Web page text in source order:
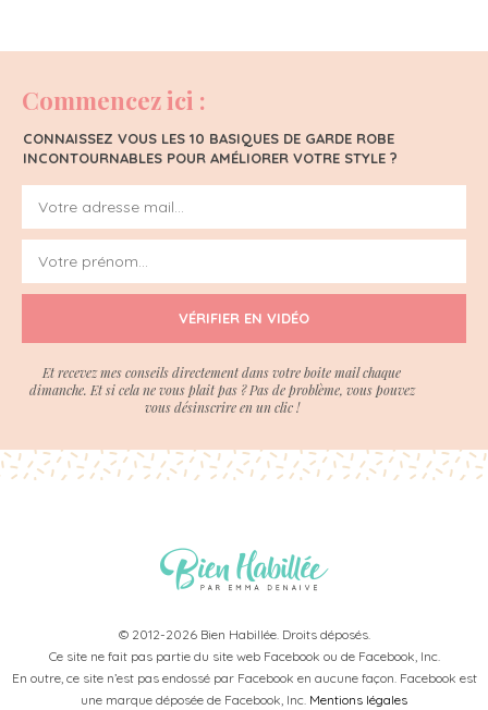
Commencez ici :
CONNAISSEZ VOUS LES 10 BASIQUES DE GARDE ROBE
INCONTOURNABLES POUR AMÉLIORER VOTRE STYLE ?
VÉRIFIER EN VIDÉO
Et recevez mes conseils directement dans votre boite mail chaque
dimanche. Et si cela ne vous plait pas ? Pas de problème, vous pouvez
vous désinscrire en un clic !
© 2012-2026 Bien Habillée. Droits déposés.
Ce site ne fait pas partie du site web Facebook ou de Facebook, Inc.
En outre, ce site n’est pas endossé par Facebook en aucune façon. Facebook est
une marque déposée de Facebook, Inc. Mentions légales